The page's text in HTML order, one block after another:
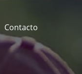
Contacto